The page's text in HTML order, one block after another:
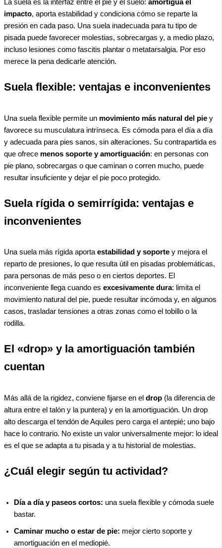
La suela es la interfaz entre el pie y el suelo: amortigua el
impacto, aporta estabilidad y condiciona cómo se reparte la
presión en cada paso. Una suela inadecuada para tu tipo de
pisada puede favorecer molestias, sobrecargas y, a medio plazo,
incluso lesiones como fascitis plantar o metatarsalgia. Por eso
merece la pena dedicarle atención.
Suela flexible: ventajas e inconvenientes
Una suela flexible permite un movimiento más natural del pie y
favorece su musculatura intrínseca. Es cómoda para el día a día
y adecuada para pies sanos, sin alteraciones. Su contrapartida es
que ofrece menos soporte y amortiguación: en personas con
pie plano, sobrecargas o que caminan o corren mucho, puede
resultar insuficiente y dejar el pie poco protegido.
Suela rígida o semirrígida: ventajas e
inconvenientes
Una suela más rígida aportaestabilidad y soporte y mejora el
reparto de presiones, lo que resulta útil en pisadas problemáticas,
para personas de más peso o en ciertos deportes. El
inconveniente llega cuando es excesivamente dura: limita el
movimiento natural del pie, puede resultar incómoda y, en algunos
casos, trasladar tensiones a otras zonas como el tobillo o la
rodilla.
El «drop» y la amortiguación también
cuentan
Más allá de la rigidez, conviene fijarse en el drop (la diferencia de
altura entre el talón y la puntera) y en la amortiguación. Un drop
alto descarga el tendón de Aquiles pero carga el antepié; uno bajo
hace lo contrario. No existe un valor universalmente mejor: lo ideal
es el que se adapta a tu pisada y a tu historial de molestias.
¿Cuál elegir según tu actividad?
Día a día y paseos cortos: una suela flexible y cómoda suele
bastar.
Caminar mucho o estar de pie: mejor cierto soporte y
amortiguación en el mediopié.